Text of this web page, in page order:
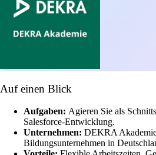
Auf einen Blick
Aufgaben: Agieren Sie als
Salesforce-Entwicklung.
Unternehmen: DEKRA
Bildungsunternehmen in